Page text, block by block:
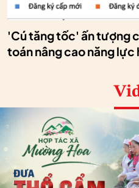
'Cú tăng tốc' ấn tượng
toán nâng cao năng lực